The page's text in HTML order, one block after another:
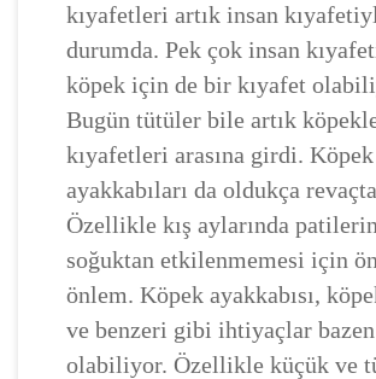
kıyafetleri artık insan
durumda. Pek çok insan
köpek için de bir kıyafet
Bugün tütüler bile artık
kıyafetleri arasına girdi. Köpek
ayakkabıları da oldukça
Özellikle kış aylarında
soğuktan etkilenmemesi için
önlem. Köpek ayakkabısı,
ve benzeri gibi ihtiyaçlar
olabiliyor. Özellikle küçük ve